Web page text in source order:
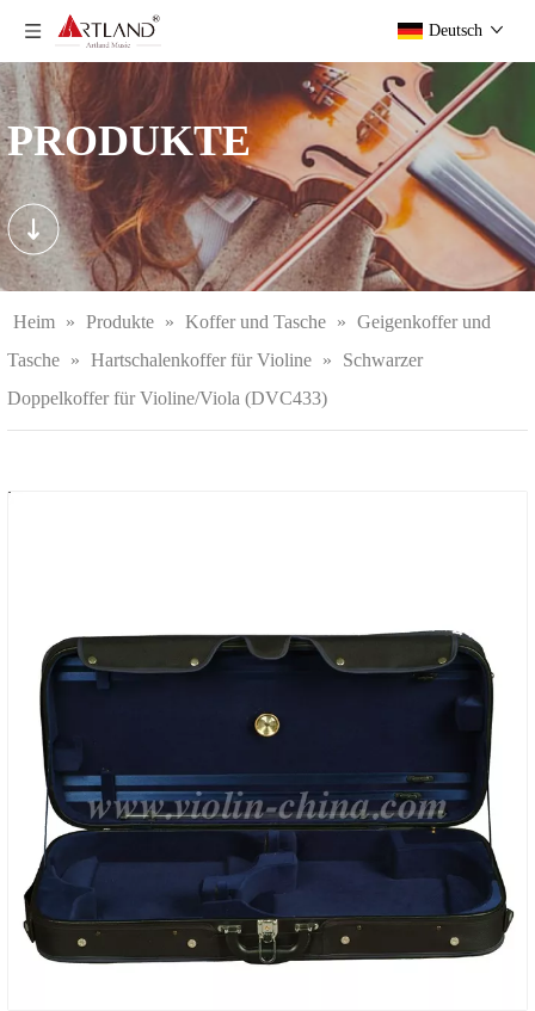
Deutsch
PRODUKTE
Heim » Produkte » Koffer und Tasche » Geigenkoffer und
Tasche » Hartschalenkoffer für Violine »
Schwarzer
Doppelkoffer für Violine/Viola (DVC433)